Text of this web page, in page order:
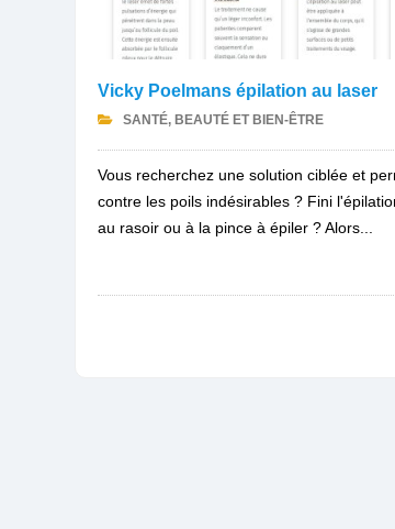
Vicky Poelmans épilation au laser
SANTÉ, BEAUTÉ ET BIEN-ÊTRE
Vous recherchez une solution ciblée et
contre les poils indésirables ? Fini
au rasoir ou à la pince à épiler ? Alors...